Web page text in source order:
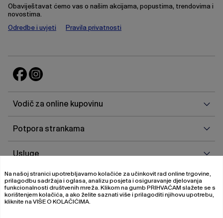
Obaviještavat ćemo vas o našim akcijama, popustima, trendovima i
novostima.
Odredbe i uvjeti
Pravila privatnosti
Vodič za online kupovinu
Potpora strankama
Usluge
O
O nama
Na našoj stranici upotrebljavamo kolačiće za učinkovit rad online trgovine,
prilagodbu sadržaja i oglasa, analizu posjeta i osiguravanje djelovanja
funkcionalnosti društvenih mreža. Klikom na gumb PRIHVAĆAM slažete se s
korištenjem kolačića, a ako želite saznati više i prilagoditi njihovu upotrebu,
kliknite na VIŠE O KOLAČIĆIMA.